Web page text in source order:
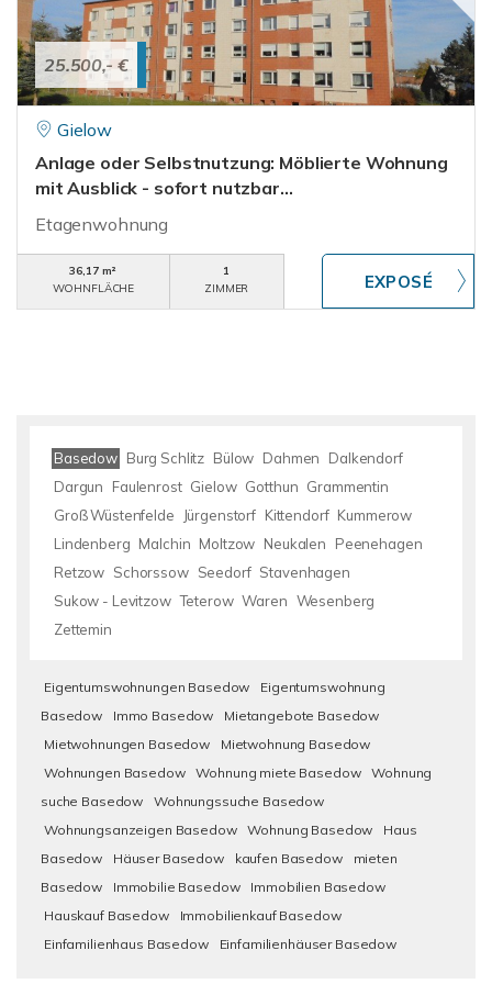
25.500,- €
Gielow
Anlage oder Selbstnutzung: Möblierte Wohnung
mit Ausblick - sofort nutzbar...
Etagenwohnung
36,17 m²
WOHNFLÄCHE
1
ZIMMER
Basedow Burg Schlitz Bülow Dahmen
Dalkendorf
Dargun
Faulenrost Gielow Gotthun Grammentin
Groß Wüstenfelde
Jürgenstorf Kittendorf Kummerow
Lindenberg Malchin Moltzow Neukalen
Peenehagen
Retzow Schorssow Seedorf Stavenhagen
Sukow - Levitzow Teterow Waren Wesenberg
Zettemin
Eigentumswohnungen Basedow
Eigentumswohnung
Basedow
Immo Basedow
Mietangebote Basedow
Mietwohnungen Basedow
Mietwohnung Basedow
Wohnungen Basedow
Wohnung miete Basedow
Wohnung
suche Basedow
Wohnungssuche Basedow
Wohnungsanzeigen Basedow
Wohnung Basedow
Haus
Basedow
Häuser Basedow kaufen Basedow
mieten
Basedow
Immobilie Basedow
Immobilien Basedow
Hauskauf Basedow
Immobilienkauf Basedow
Einfamilienhaus Basedow
Einfamilienhäuser Basedow